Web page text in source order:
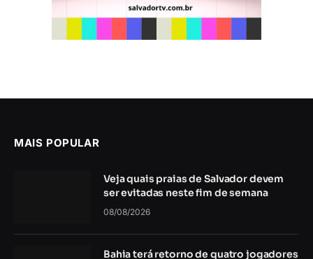
MAIS POPULAR
Veja quais praias de Salvador devem
ser evitadas neste fim de semana
08/08/2026
Bahia terá retorno de quatro jogadores